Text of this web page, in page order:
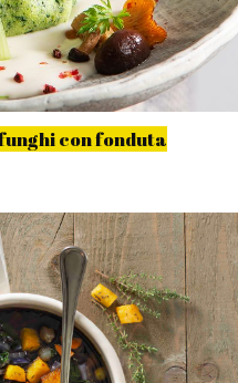
con fonduta